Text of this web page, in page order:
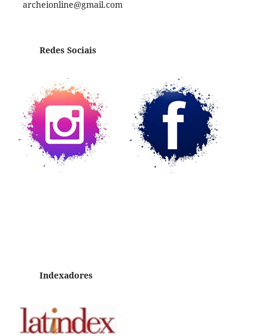
archeionline@gmail.com
Redes Sociais
Indexadores